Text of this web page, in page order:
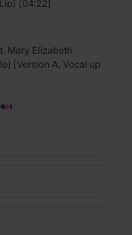
[04:22]
Mary Elizabeth
[Version A, Vocal up